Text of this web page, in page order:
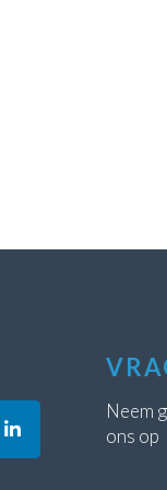
Neem
ons op